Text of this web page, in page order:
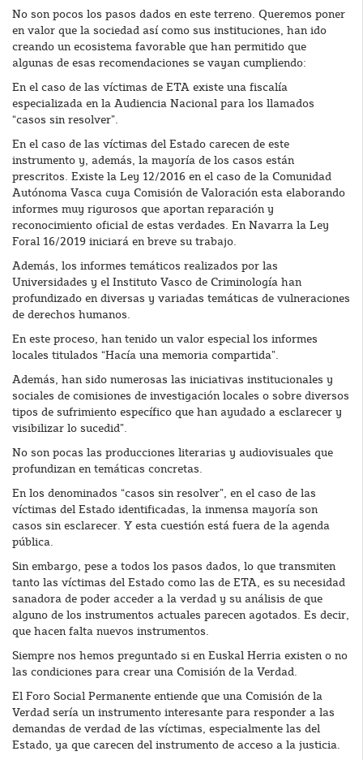
No son pocos los pasos dados en este terreno. Queremos poner
en valor que la sociedad así como sus instituciones, han ido
creando un ecosistema favorable que han permitido que
algunas de esas recomendaciones se vayan cumpliendo:
En el caso de las víctimas de ETA existe una fiscalía
especializada en la Audiencia Nacional para los llamados
“casos sin resolver”.
En el caso de las víctimas del Estado carecen de este
instrumento y, además, la mayoría de los casos están
prescritos. Existe la Ley 12/2016 en el caso de la Comunidad
Autónoma Vasca cuya Comisión de Valoración esta elaborando
informes muy rigurosos que aportan reparación y
reconocimiento oficial de estas verdades. En Navarra la Ley
Foral 16/2019 iniciará en breve su trabajo.
Además, los informes temáticos realizados por las
Universidades y el Instituto Vasco de Criminología han
profundizado en diversas y variadas temáticas de vulneraciones
de derechos humanos.
En este proceso, han tenido un valor especial los informes
locales titulados “Hacía una memoria compartida”.
Además, han sido numerosas las iniciativas institucionales y
sociales de comisiones de investigación locales o sobre diversos
tipos de sufrimiento específico que han ayudado a esclarecer y
visibilizar lo sucedid”.
No son pocas las producciones literarias y audiovisuales que
profundizan en temáticas concretas.
En los denominados “casos sin resolver”, en el caso de las
víctimas del Estado identificadas, la inmensa mayoría son
casos sin esclarecer. Y esta cuestión está fuera de la agenda
pública.
Sin embargo, pese a todos los pasos dados, lo que transmiten
tanto las víctimas del Estado como las de ETA, es su necesidad
sanadora de poder acceder a la verdad y su análisis de que
alguno de los instrumentos actuales parecen agotados. Es decir,
que hacen falta nuevos instrumentos.
Siempre nos hemos preguntado si en Euskal Herria existen o no
las condiciones para crear una Comisión de la Verdad.
El Foro Social Permanente entiende que una Comisión de la
Verdad sería un instrumento interesante para responder a las
demandas de verdad de las víctimas, especialmente las del
Estado, ya que carecen del instrumento de acceso a la justicia.